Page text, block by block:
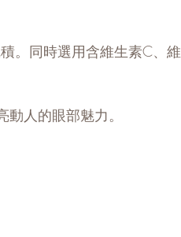
。同時選用含維生素C、維
人的眼部魅力。